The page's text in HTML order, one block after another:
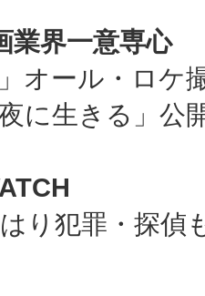
業界一意専心
オール・ロケ
に生きる」公
り犯罪・探偵